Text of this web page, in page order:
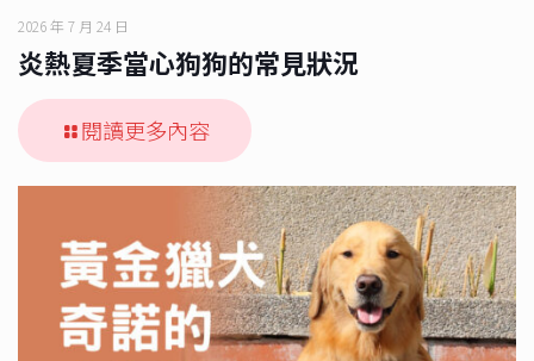
2026 年 7 月 24 日
炎熱夏季當心狗狗的常見狀況
閱讀更多內容